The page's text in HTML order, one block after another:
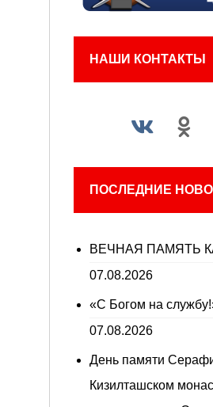
НАШИ КОНТАКТЫ
ПОСЛЕДНИЕ
ВЕЧНАЯ ПАМЯТЬ
07.08.2026
«С Богом на
07.08.2026
День памяти
Кизилташском